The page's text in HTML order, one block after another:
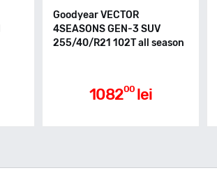
Goodyear VECTOR
4SEASONS GEN-3 SUV
255/40/R21 102T all season
108200 lei